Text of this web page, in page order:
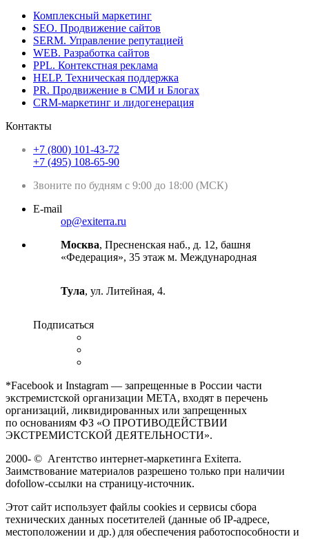
Комплексный маркетинг
SEO. Продвижение сайтов
SERM. Управление репутацией
WEB. Разработка сайтов
PPL. Контекстная реклама
HELP. Техническая поддержка
PR. Продвижение в СМИ и Блогах
CRM-маркетинг и лидогенерация
Контакты
+7 (800) 101-43-72
+7 (495) 108-65-90
Звоните по будням с 9:00 до 18:00 (МСК)
E-mail
op@exiterra.ru
Москва, Пресненская наб., д. 12, башня
«Федерация», 35 этаж м. Международная
Тула, ул. Литейная, 4.
Подписаться
*Facebook и Instagram — запрещенные в России части
экстремистской организации META, входят в перечень
организаций, ликвидированных или запрещенных
по основаниям ФЗ «О ПРОТИВОДЕЙСТВИИ
ЭКСТРЕМИСТСКОЙ ДЕЯТЕЛЬНОСТИ».
2000- © Агентство интернет-маркетинга Exiterra.
Заимствование материалов разрешено только при наличии
dofollow-ссылки на страницу-источник.
Этот сайт использует файлы cookies и сервисы сбора
технических данных посетителей (данные об IP-адресе,
местоположении и др.) для обеспечения работоспособности и